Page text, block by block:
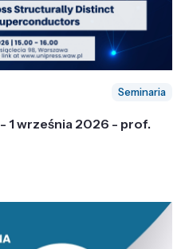
Seminaria
września 2026 - prof.